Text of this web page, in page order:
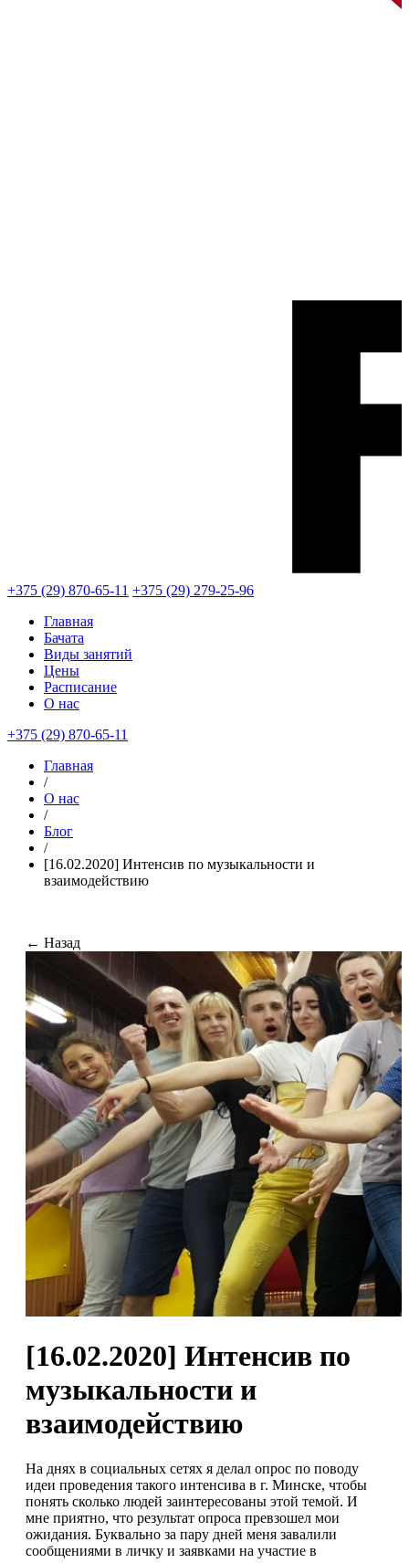
+375 (29) 870-65-11 +375 (29) 279-25-96
Главная
Бачата
Виды занятий
Цены
Расписание
О нас
+375 (29) 870-65-11
Главная
/
О нас
/
Блог
/
[16.02.2020] Интенсив по музыкальности и
взаимодействию
← Назад
[16.02.2020] Интенсив по
музыкальности и
взаимодействию
На днях в социальных сетях я делал опрос по поводу
идеи проведения такого интенсива в г. Минске, чтобы
понять сколько людей заинтересованы этой темой. И
мне приятно, что результат опроса превзошел мои
ожидания. Буквально за пару дней меня завалили
сообщениями в личку и заявками на участие в